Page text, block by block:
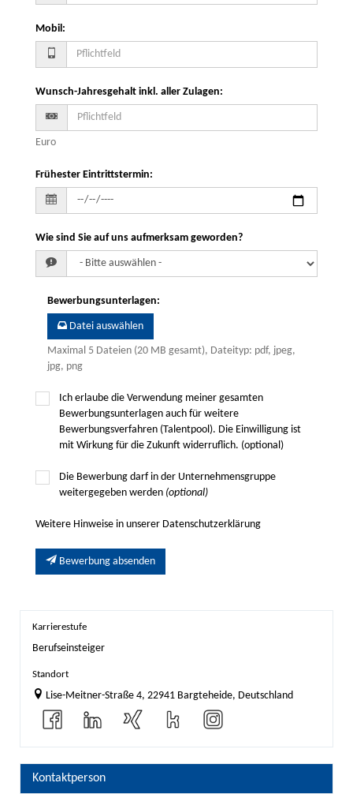
Mobil:
Wunsch-Jahresgehalt inkl. aller Zulagen:
Euro
Frühester Eintrittstermin:
Wie sind Sie auf uns aufmerksam geworden?
Bewerbungsunterlagen:
Datei auswählen
Maximal 5 Dateien (20 MB gesamt), Dateityp: pdf, jpeg,
jpg, png
Ich erlaube die Verwendung meiner gesamten
Bewerbungsunterlagen auch für weitere
Bewerbungsverfahren (Talentpool). Die Einwilligung ist
mit Wirkung für die Zukunft widerruflich. (optional)
Die Bewerbung darf in der Unternehmensgruppe
weitergegeben werden (optional)
Weitere Hinweise in unserer Datenschutzerklärung
Bewerbung absenden
Karrierestufe
Berufseinsteiger
Standort
Lise-Meitner-Straße 4, 22941 Bargteheide, Deutschland
Kontaktperson